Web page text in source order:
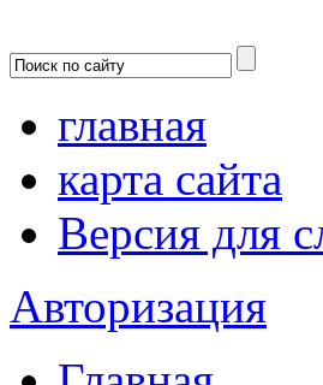
главная
карта сайта
Версия для
Авторизация